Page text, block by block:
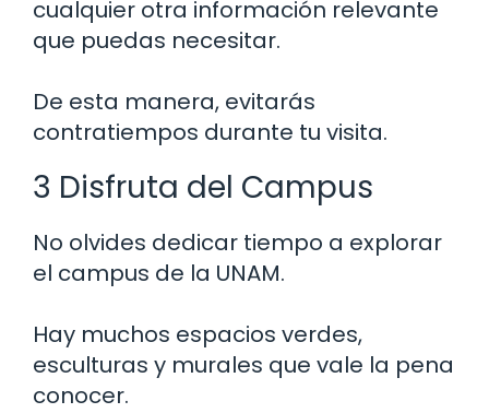
cualquier otra información relevante
que puedas necesitar.
De esta manera, evitarás
contratiempos durante tu visita.
3 Disfruta del Campus
No olvides dedicar tiempo a explorar
el campus de la UNAM.
Hay muchos espacios verdes,
esculturas y murales que vale la pena
conocer.